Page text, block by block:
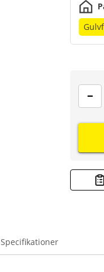
Specifikationer